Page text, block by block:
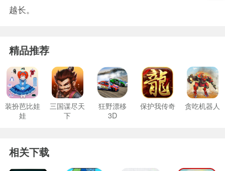
越长。
精品推荐
装扮芭比娃
娃
三国谋尽天
下
狂野漂移
3D
保护我传奇 贪吃机器人
相关下载